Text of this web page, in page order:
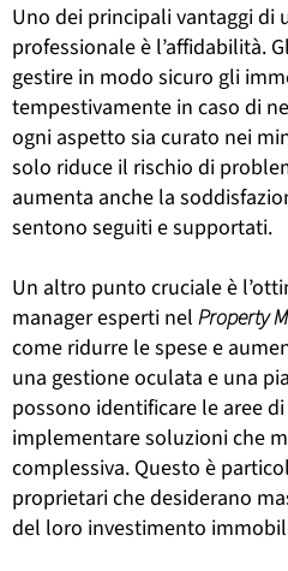
Uno dei principali vantaggi di
professionale è l’affidabilità.
gestire in modo sicuro gli
tempestivamente in caso di
ogni aspetto sia curato nei
solo riduce il rischio di
aumenta anche la
sentono seguiti e supportati.
Un altro punto cruciale è
manager esperti nel Property
come ridurre le spese e
una gestione oculata e una
possono identificare le aree
implementare soluzioni che
complessiva. Questo è
proprietari che desiderano
del loro investimento